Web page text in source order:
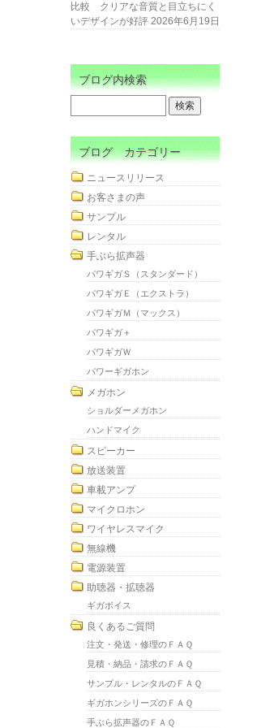
比較 クリアな音質と目立ちにく
いデザインが好評 2026年6月19日
ブログ内検索
ブログ カテゴリー
ニュースリリース
お客さまの声
サンプル
レンタル
手ぶら拡声器
パワギガＳ（スタンダード）
パワギガＥ（エクストラ）
パワギガＭ（マックス）
パワギガ＋
パワギガＷ
パワーギガホン
メガホン
ショルダーメガホン
ハンドマイク
スピーカー
放送装置
車載アンプ
マイクロホン
ワイヤレスマイク
無線機
電源装置
助聴器・拡聴器
ギガボイス
良くあるご質問
注文・発送・修理のＦＡＱ
見積・納品・請求のＦＡＱ
サンプル・レンタルのＦＡＱ
ギガホンシリーズのＦＡＱ
手ぶら拡声器のＦＡＱ